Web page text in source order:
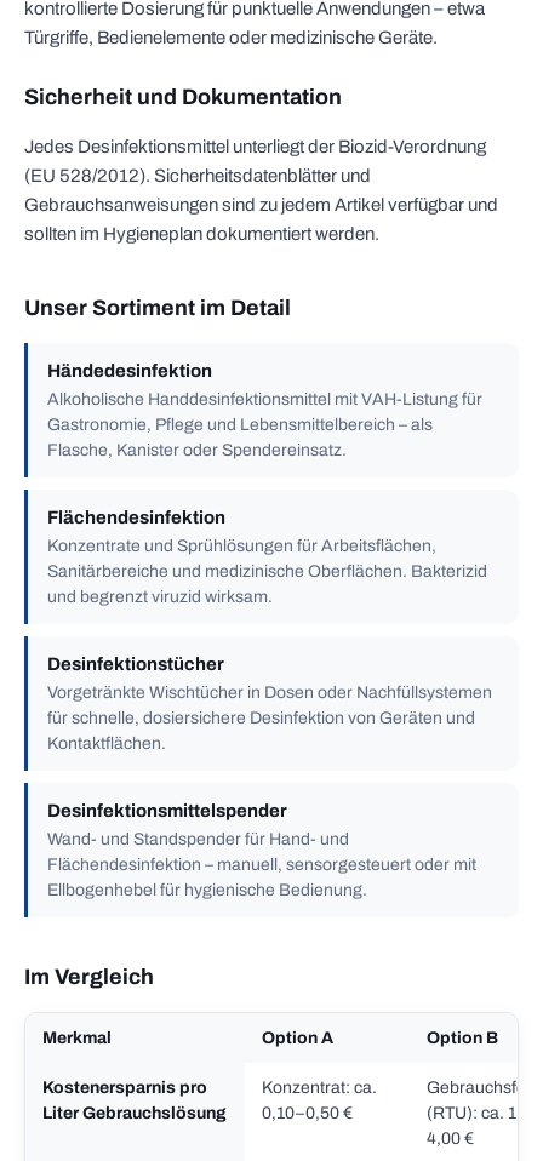
kontrollierte Dosierung für punktuelle Anwendungen – etwa
Türgriffe, Bedienelemente oder medizinische Geräte.
Sicherheit und Dokumentation
Jedes Desinfektionsmittel unterliegt der Biozid-Verordnung
(EU 528/2012). Sicherheitsdatenblätter und
Gebrauchsanweisungen sind zu jedem Artikel verfügbar und
sollten im Hygieneplan dokumentiert werden.
Unser Sortiment im Detail
Händedesinfektion
Alkoholische Handdesinfektionsmittel mit VAH-Listung für
Gastronomie, Pflege und Lebensmittelbereich – als
Flasche, Kanister oder Spendereinsatz.
Flächendesinfektion
Konzentrate und Sprühlösungen für Arbeitsflächen,
Sanitärbereiche und medizinische Oberflächen. Bakterizid
und begrenzt viruzid wirksam.
Desinfektionstücher
Vorgetränkte Wischtücher in Dosen oder Nachfüllsystemen
für schnelle, dosiersichere Desinfektion von Geräten und
Kontaktflächen.
Desinfektionsmittelspender
Wand- und Standspender für Hand- und
Flächendesinfektion – manuell, sensorgesteuert oder mit
Ellbogenhebel für hygienische Bedienung.
Im Vergleich
Merkmal Option A Option B
Kostenersparnis pro
Liter Gebrauchslösung
Konzentrat: ca.
0,10–0,50 €
(RTU): ca.
4,00 €